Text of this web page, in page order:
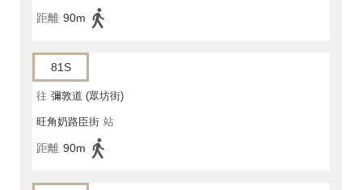
距離 90m
81S
往 彌敦道 (眾坊街)
旺角奶路臣街 站
距離 90m